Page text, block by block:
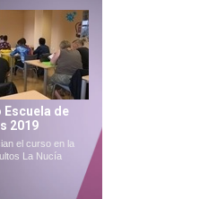
Escuela de
2019
el curso en la
La Nucía